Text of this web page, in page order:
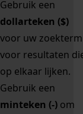
Gebruik een
dollarteken ($)
voor uw zoekterm
voor resultaten
op elkaar lijken.
Gebruik een
minteken (-) om